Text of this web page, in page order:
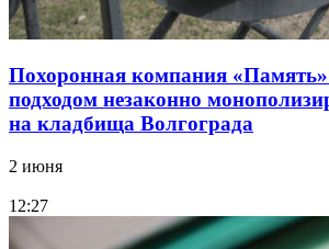
Похоронная компания
подходом незаконно
на кладбища Волгограда
2 июня
12:27